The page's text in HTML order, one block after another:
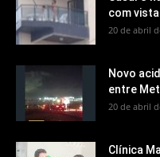
com
20 de abril
Novo
entre
20 de abril
Clínica